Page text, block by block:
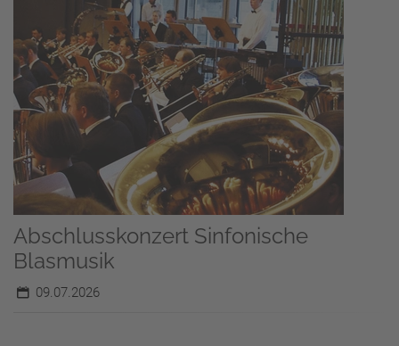
Abschlusskonzert Sinfonische
Blasmusik
09.07.2026